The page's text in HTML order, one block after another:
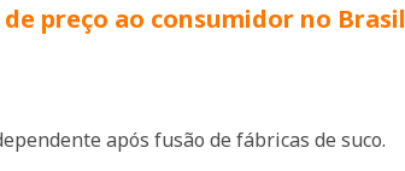
preço ao consumidor no Brasil
após fusão de fábricas de suco.